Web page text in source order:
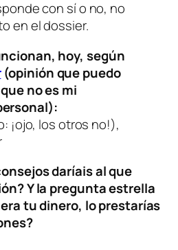
con sí o no, no
en el dossier.
hoy, según
(opinión que puedo
no es mi
¡ojo, los otros no!),
daríais al que
Y la pregunta estrella
tu dinero, lo prestarías